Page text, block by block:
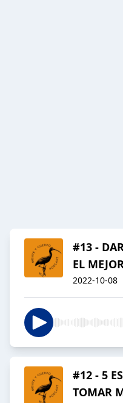
#13 -
EL
2022-10-08
#12 - 5
TOMAR